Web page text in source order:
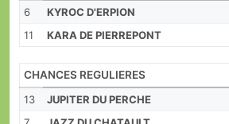
6
KYROC D'ERPION
11
KARA DE PIERREPONT
CHANCES REGULIERES
13
JUPITER DU PERCHE